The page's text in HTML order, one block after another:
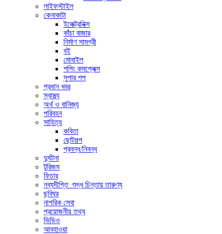
লাইফস্টাইল
কেনাকাটা
ইলেক্ট্রনিক্স
কাঁচা বাজার
নির্মাণ সামগ্রী
বই
মোবাইল
শপিং কমপ্লেক্স
সুপার শপ
প্রধান খবর
স্বাস্থ্য
অর্থ ও বানিজ্য
পরিবহন
সাহিত্য
কবিতা
ছোটগল্প
প্রবন্ধ/নিবন্ধ
দুর্ঘটনা
টুরিজম
ফিচার
নব্যদীপ্তি_শুদ্ধ চিন্তায় তারুণ্য
ছবিঘর
নাগরিক সেবা
প্রয়োজনীয় তথ্য
ভিডিও
আবহাওয়া